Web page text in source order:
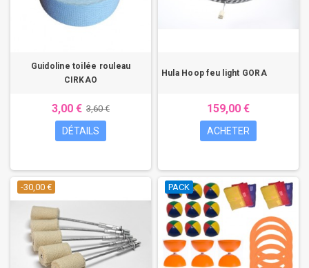
Guidoline toilée rouleau
CIRKAO
3,00 € 3,60 €
DÉTAILS
Hula Hoop feu light GORA
159,00 €
ACHETER
-30,00 € PACK